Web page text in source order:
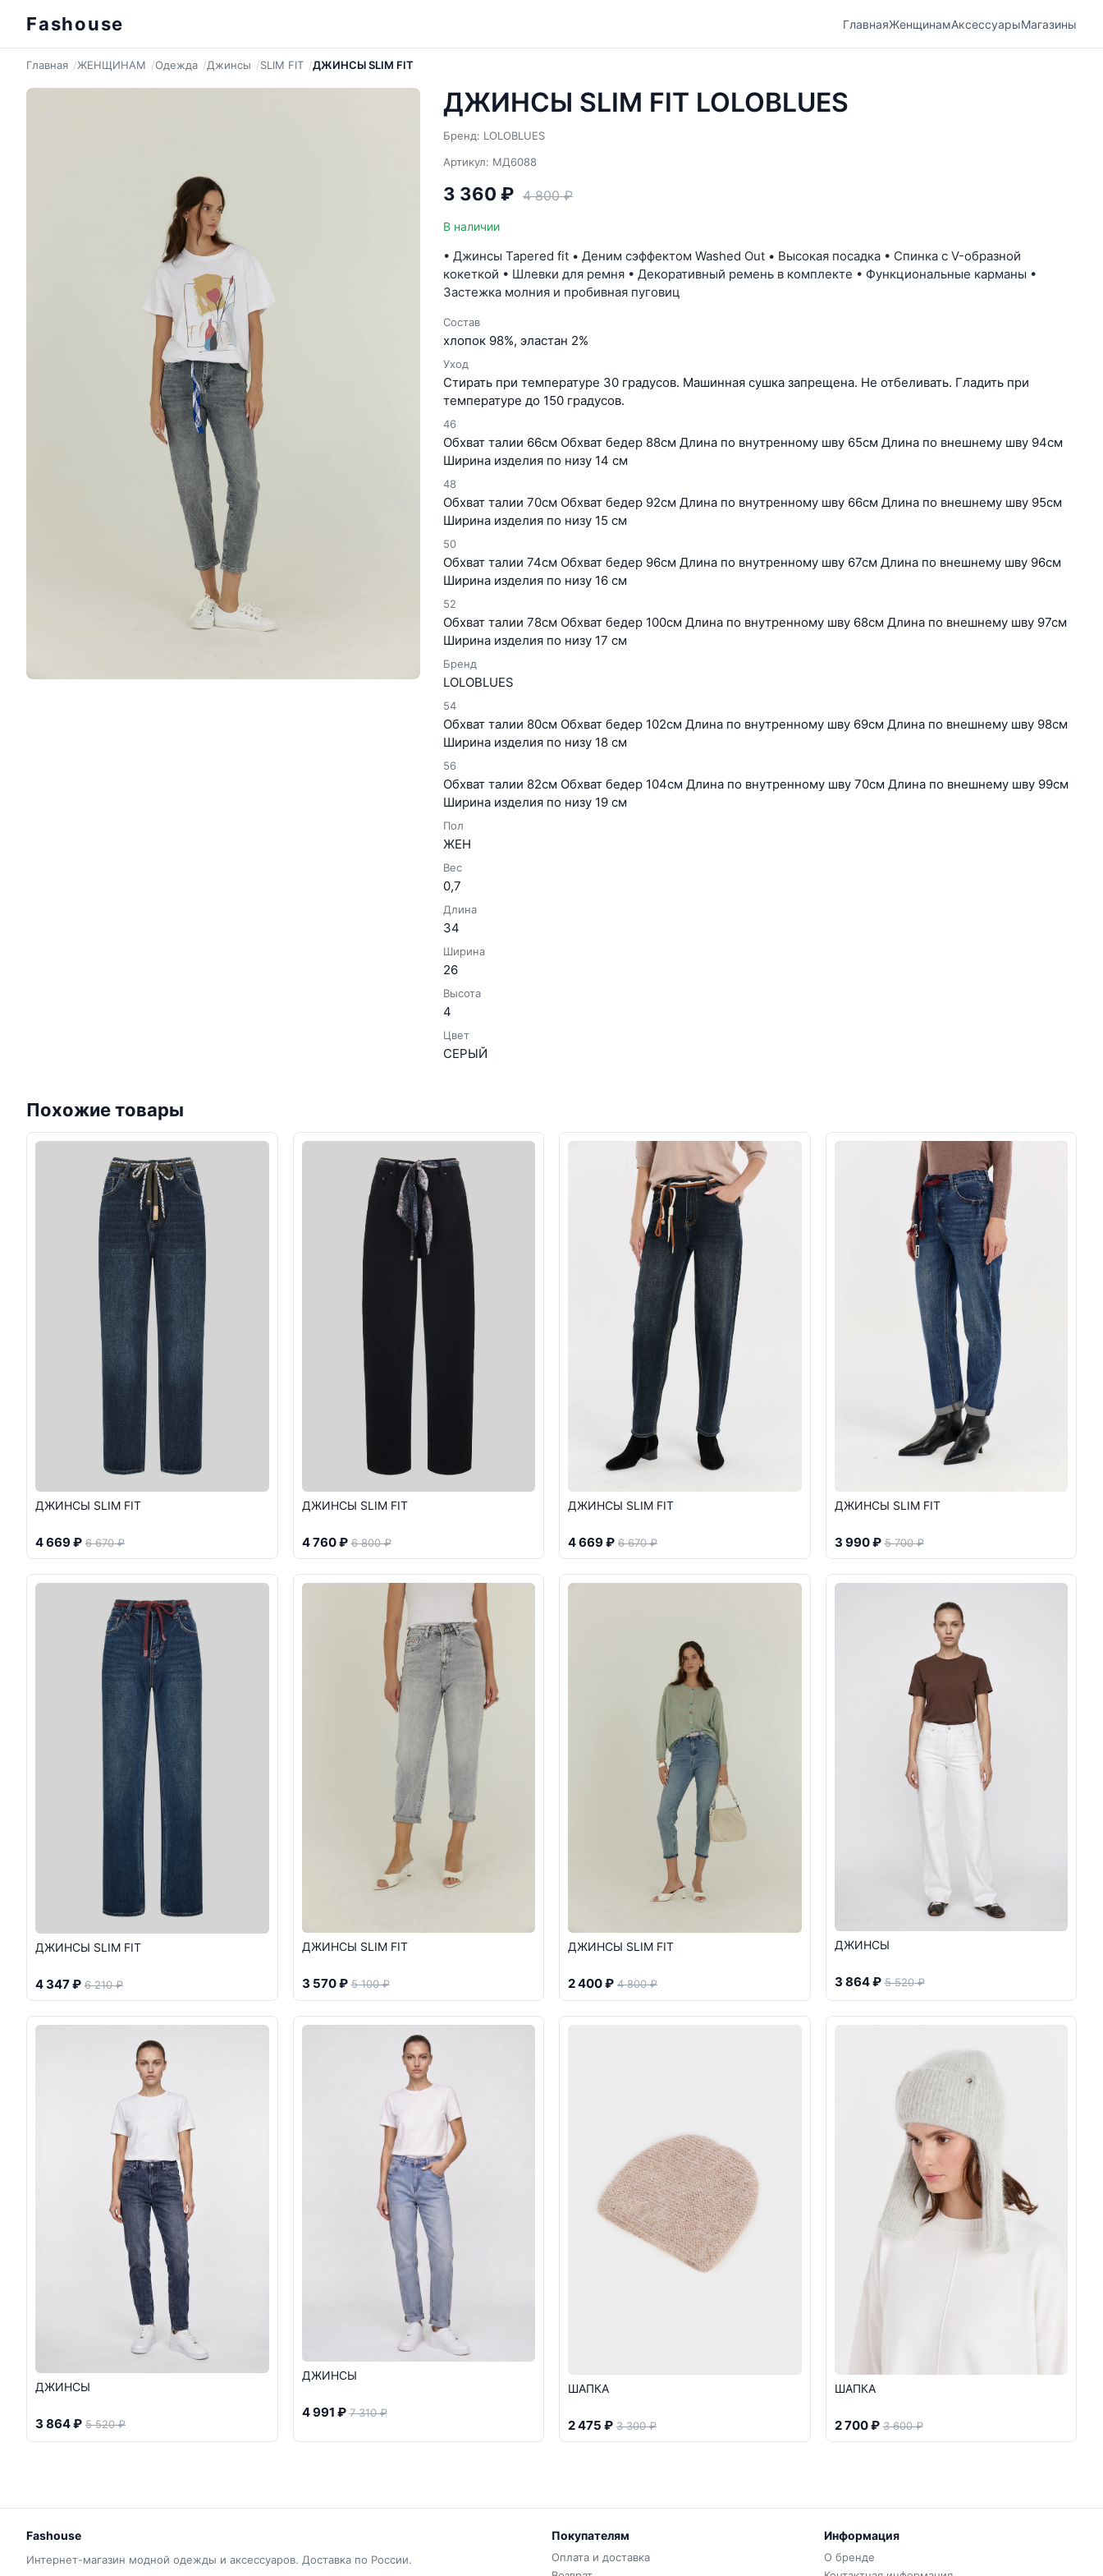
Fashouse ГлавнаяЖенщинамАксессуарыМагазины
Главная ЖЕНЩИНАМ Одежда Джинсы SLIM FIT ДЖИНСЫ SLIM FIT
ДЖИНСЫ SLIM FIT LOLOBLUES
Бренд: LOLOBLUES
Артикул: МД6088
3 360 ₽ 4 800 ₽
В наличии
• Джинсы Tapered fit • Деним cэффектом Washed Out • Высокая посадка • Спинка с V-образной
кокеткой • Шлевки для ремня • Декоративный ремень в комплекте • Функциональные карманы •
Застежка молния и пробивная пуговиц
Состав
хлопок 98%, эластан 2%
Уход
Стирать при температуре 30 градусов. Машинная сушка запрещена. Не отбеливать. Гладить при
температуре до 150 градусов.
46
Обхват талии 66см Обхват бедер 88см Длина по внутренному шву 65см Длина по внешнему шву 94см
Ширина изделия по низу 14 см
48
Обхват талии 70см Обхват бедер 92см Длина по внутренному шву 66см Длина по внешнему шву 95см
Ширина изделия по низу 15 см
50
Обхват талии 74см Обхват бедер 96см Длина по внутренному шву 67см Длина по внешнему шву 96см
Ширина изделия по низу 16 см
52
Обхват талии 78см Обхват бедер 100см Длина по внутренному шву 68см Длина по внешнему шву 97см
Ширина изделия по низу 17 см
Бренд
LOLOBLUES
54
Обхват талии 80см Обхват бедер 102см Длина по внутренному шву 69см Длина по внешнему шву 98см
Ширина изделия по низу 18 см
56
Обхват талии 82см Обхват бедер 104см Длина по внутренному шву 70см Длина по внешнему шву 99см
Ширина изделия по низу 19 см
Пол
ЖЕН
Вес
0,7
Длина
34
Ширина
26
Высота
4
Цвет
СЕРЫЙ
Похожие товары
ДЖИНСЫ SLIM FIT
4 669 ₽ 6 670 ₽
ДЖИНСЫ SLIM FIT
4 760 ₽ 6 800 ₽
ДЖИНСЫ SLIM FIT
4 669 ₽ 6 670 ₽
ДЖИНСЫ SLIM FIT
3 990 ₽ 5 700 ₽
ДЖИНСЫ SLIM FIT
4 347 ₽ 6 210 ₽
ДЖИНСЫ SLIM FIT
3 570 ₽ 5 100 ₽
ДЖИНСЫ SLIM FIT
2 400 ₽ 4 800 ₽
ДЖИНСЫ
3 864 ₽ 5 520 ₽
ДЖИНСЫ
3 864 ₽ 5 520 ₽
ДЖИНСЫ
4 991 ₽ 7 310 ₽
ШАПКА
2 475 ₽ 3 300 ₽
ШАПКА
2 700 ₽ 3 600 ₽
Fashouse
Интернет-магазин модной одежды и аксессуаров. Доставка по России.
Покупателям
Оплата и доставка
Информация
О бренде